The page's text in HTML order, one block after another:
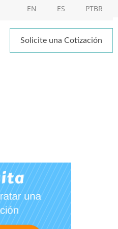
EN ES PTBR
Solicite una Cotización